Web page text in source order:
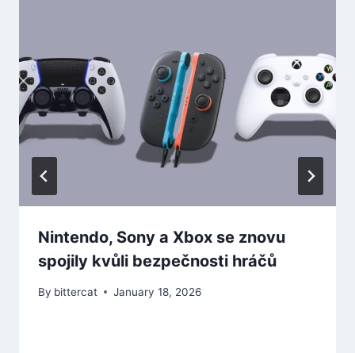
Nintendo, Sony a Xbox se znovu
spojily kvůli bezpečnosti hráčů
By bittercat January 18, 2026